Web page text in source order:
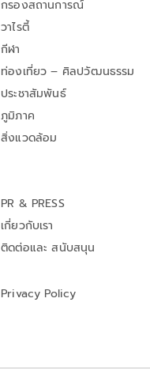
กรองสถานการณ์
วาไรตี้
กีฬา
ท่องเที่ยว – ศิลปวัฒนธรรม
ประชาสัมพันธ์
ภูมิภาค
สิ่งแวดล้อม
PR & PRESS
เกี่ยวกับเรา
ติดต่อและ สนับสนุน
Privacy Policy